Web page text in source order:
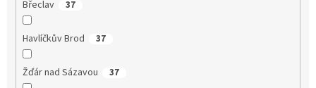
Břeclav 37
Havlíčkův Brod 37
Žďár nad Sázavou 37